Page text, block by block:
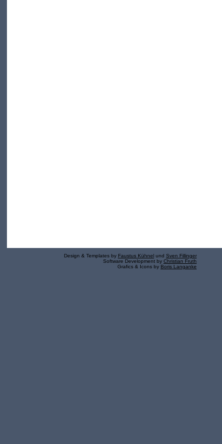
Design & Templates by Faustus Kühnel und Sven Fillinger
Software Development by Christian Fruth
Grafics & Icons by Boris Langanke